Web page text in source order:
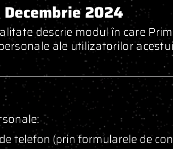
2024
descrie modul în care
ale utilizatorilor
telefon (prin formularele de